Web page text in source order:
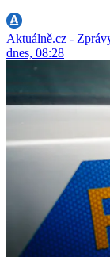
Aktuálně.cz -
dnes, 08:28